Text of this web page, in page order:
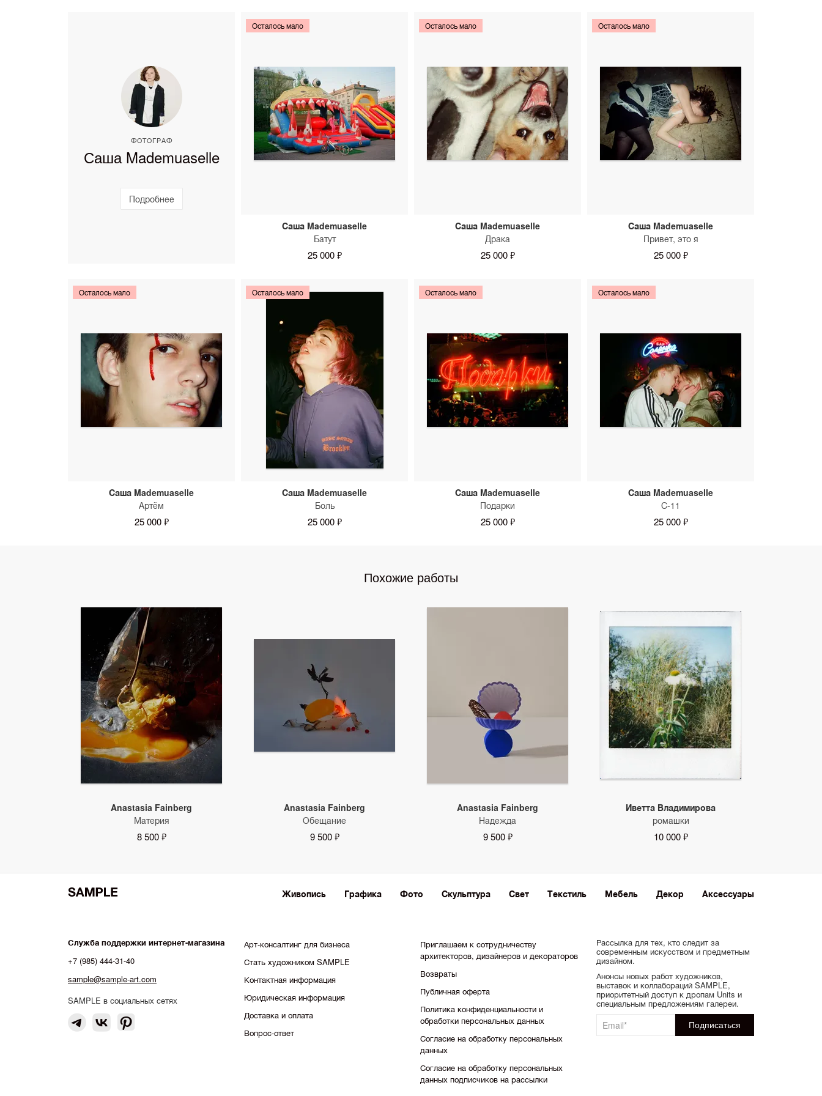
ФОТОГРАФ
Саша Mademuaselle
Подробнее
Осталось мало
Саша Mademuaselle
Батут
25 000 ₽
Осталось мало
Саша Mademuaselle
Драка
25 000 ₽
Осталось мало
Саша Mademuaselle
Привет, это я
25 000 ₽
Осталось мало
Саша Mademuaselle
Артём
25 000 ₽
Осталось мало
Саша Mademuaselle
Боль
25 000 ₽
Осталось мало
Саша Mademuaselle
Подарки
25 000 ₽
Осталось мало
Саша Mademuaselle
С-11
25 000 ₽
Похожие работы
Anastasia Fainberg
Материя
8 500 ₽
Anastasia Fainberg
Обещание
9 500 ₽
Anastasia Fainberg
Надежда
9 500 ₽
Иветта Владимирова
ромашки
10 000 ₽
Живопись Графика Фото Скульптура Свет Текстиль Мебель Декор Аксессуары
Служба поддержки интернет-магазина
+7 (985) 444-31-40
sample@sample-art.com
SAMPLE в социальных сетях
Арт-консалтинг для бизнеса
Стать художником SAMPLE
Контактная информация
Юридическая информация
Доставка и оплата
Вопрос-ответ
Приглашаем к сотрудничеству
архитекторов, дизайнеров и декораторов
Возвраты
Публичная оферта
Политика конфиденциальности и
обработки персональных данных
Согласие на обработку персональных
данных
Согласие на обработку персональных
данных подписчиков на рассылки
Рассылка для тех, кто следит за
современным искусством и предметным
дизайном.
Анонсы новых работ художников,
выставок и коллабораций SAMPLE,
приоритетный доступ к дропам Units и
специальным предложениям галереи.